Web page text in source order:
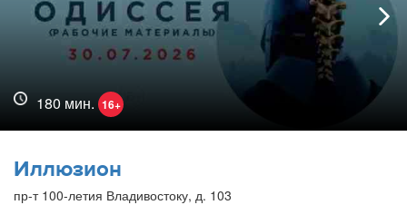
180 мин. 16+
Иллюзион
пр-т 100-летия Владивостоку, д. 103